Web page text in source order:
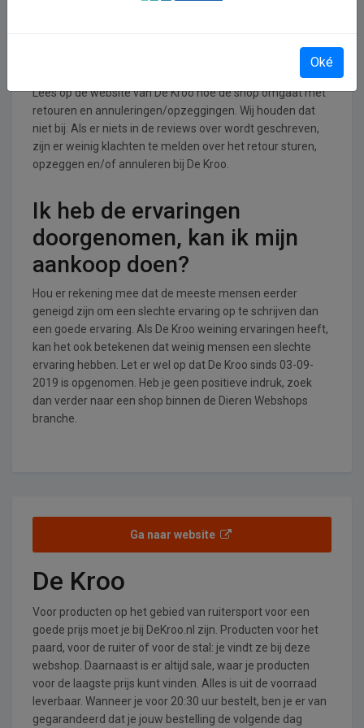
Lees op de website van De Kroo hoe de shop omgaat met
retouren en annuleringen/opzeggingen. Wij houden dat
niet bij. Als er niets in de reviews over wordt geschreven,
zijn er weinig klachten te melden over het retour sturen,
opzeggen en/of annuleren bij De Kroo.
Ik heb de ervaringen
doorgenomen, kan ik mijn
aankoop doen?
Hou er rekening mee dat de meeste mensen eerder
geneigd zijn om een slechte ervaring op te schrijven dan
een goede ervaring. Als De Kroo weining ervaringen heeft,
kan het ook betekenen dat weinig mensen een slechte
ervaring hebben. Let er wel op dat De Kroo sinds 03-09-
2019 is opgenomen. Heb je geen positieve indruk, zoek
dan verder naar een shop binnen de Dieren Webshops
branche.
Ga naar website
De Kroo
Voor producten op het gebied van ruitersport voor een
goede prijs moet je bij DeKroo.nl zijn. Producten voor het
paard, voor de ruiter of voor de stal: je vindt ze bij deze
webshop. Daarnaast is er altijd sale, waar je producten
voor de laagste prijs kunt vinden. Alles is uit de voorraad
leverbaar. Wanneer je voor 20:30 uur bestelt, ben je er van
gegarandeerd dat je jouw bestelling de volgende dag
Oké